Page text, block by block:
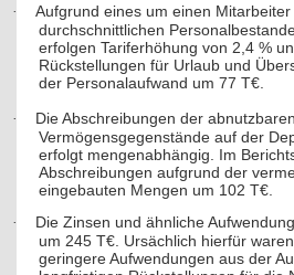
·
Aufgrund eines um einen
durchschnittlichen
erfolgen Tariferhöhung von 2,4 %
Rückstellungen für Urlaub und
der Personalaufwand um 77 T€.
·
Die Abschreibungen der abnutzbaren
Vermögensgegenstände auf der
erfolgt mengenabhängig. Im
Abschreibungen aufgrund der
eingebauten Mengen um 102 T€.
·
Die Zinsen und ähnliche
um 245 T€. Ursächlich hierfür
geringere Aufwendungen aus der